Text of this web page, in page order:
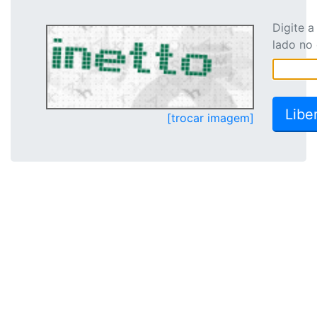
[trocar imagem]
Digite
lado no